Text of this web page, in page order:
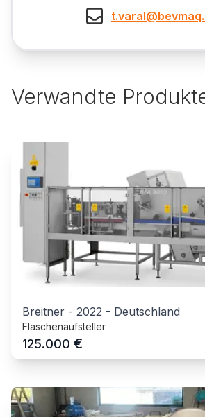
Verwandte
Breitner - 2022 - Deutschland
Flaschenaufsteller
125.000 €